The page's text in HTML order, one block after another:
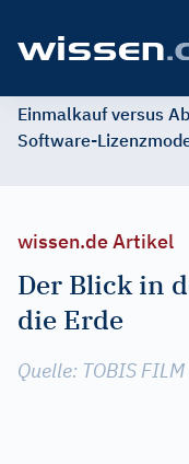
Einmalkauf versus
Software-
wissen.de Artikel
Der Blick in
die Erde
Quelle: TOBIS